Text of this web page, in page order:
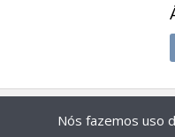
Nós fazemos uso